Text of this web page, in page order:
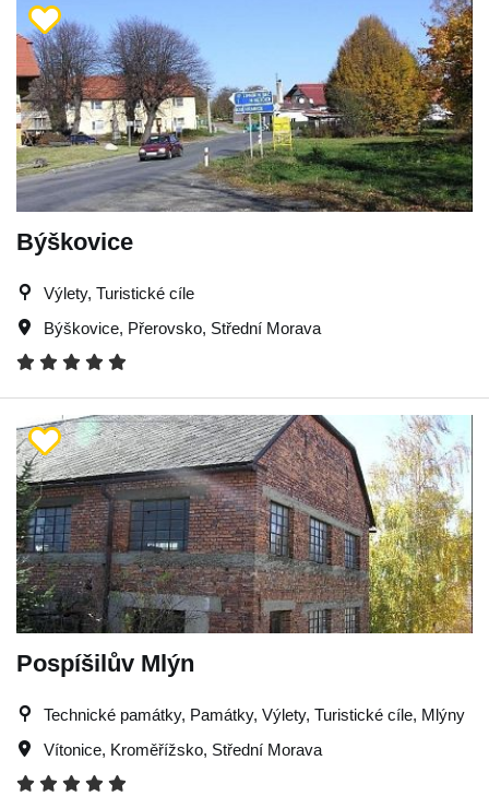
Býškovice
Výlety, Turistické cíle
Býškovice, Přerovsko, Střední Morava
Pospíšilův Mlýn
Technické památky, Památky, Výlety, Turistické cíle, Mlýny
Vítonice, Kroměřížsko, Střední Morava